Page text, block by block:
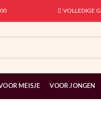
VOLLEDIGE
MEISJE VOOR JONGEN